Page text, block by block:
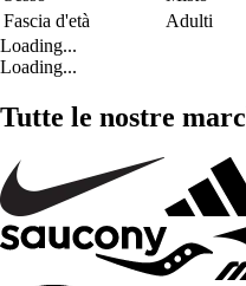
Fascia d'età
Adulti
Loading...
Loading...
Tutte le nostre